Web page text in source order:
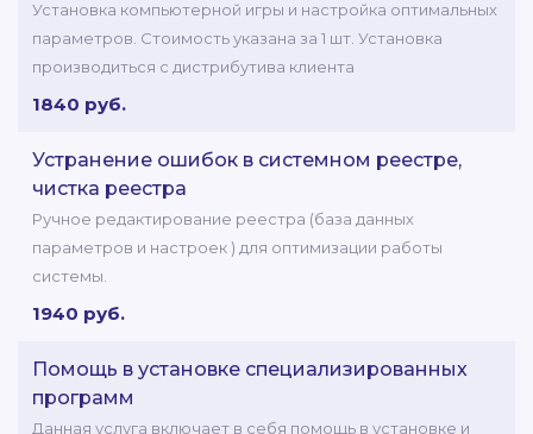
Установка компьютерной игры и настройка оптимальных
параметров. Стоимость указана за 1 шт. Установка
производиться с дистрибутива клиента
1840 руб.
Устранение ошибок в системном реестре,
чистка реестра
Ручное редактирование реестра (база данных
параметров и настроек ) для оптимизации работы
системы.
1940 руб.
Помощь в установке специализированных
программ
Данная услуга включает в себя помощь в установке и